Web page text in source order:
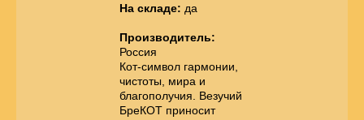
На складе: да
Производитель:
Россия
Кот-символ гармонии,
чистоты, мира и
благополучия. Везучий
БреКОТ приносит